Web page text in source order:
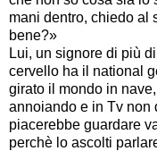
mani dentro, chiedo al
bene?»
Lui, un signore di più
cervello ha il national
girato il mondo in
annoiando e in Tv non
piacerebbe guardare
perchè lo ascolti